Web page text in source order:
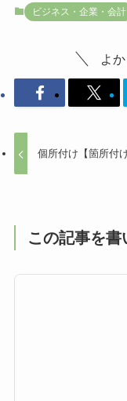
ビジネス・企業・会計
よ
個所付け【箇所付け
この記事を書